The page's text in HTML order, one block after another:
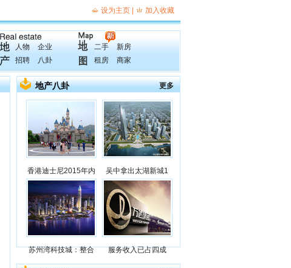
人物
企业
招聘
八卦
二手
新房
租房
商家
地产八卦 更多
香港迪士尼2015年内 吴中拿出太湖新城1
苏州湾科技城：整合 服务收入已占四成